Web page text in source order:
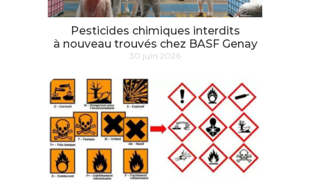
Pesticides chimiques interdits
à nouveau trouvés chez BASF Genay
30 juin 2026